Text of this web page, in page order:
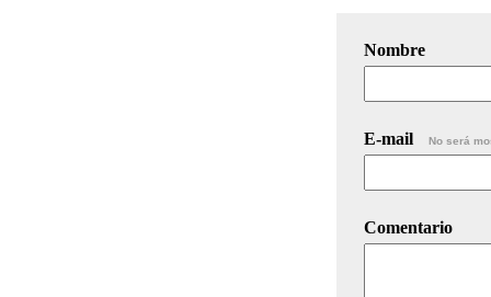
Nombre
E-mail No será
Comentario